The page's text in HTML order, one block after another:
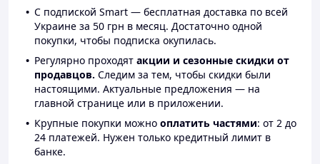
С подпиской Smart — бесплатная доставка по всей
Украине за 50 грн в месяц. Достаточно одной
покупки, чтобы подписка окупилась.
Регулярно проходят акции и сезонные скидки от
продавцов. Следим за тем, чтобы скидки были
настоящими. Актуальные предложения — на
главной странице или в приложении.
Крупные покупки можно оплатить частями: от 2 до
24 платежей. Нужен только кредитный лимит в
банке.